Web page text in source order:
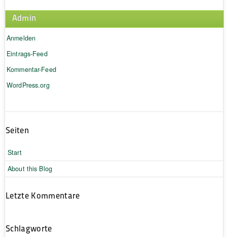
Admin
Anmelden
Eintrags-Feed
Kommentar-Feed
WordPress.org
Seiten
Start
About this Blog
Letzte Kommentare
Schlagworte